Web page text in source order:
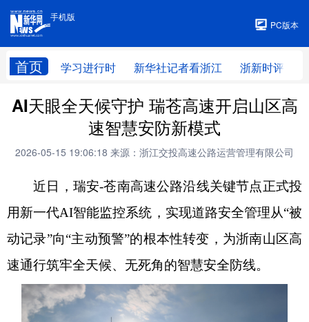
手机版
PC版本
首页 学习进行时 新华社记者看浙江 浙新时评
手机版
AI天眼全天候守护 瑞苍高速开启山区高
速智慧安防新模式
2026-05-15 19:06:18 来源：浙江交投高速公路运营管理有限公司
近日，瑞安-苍南高速公路沿线关键节点正式投
用新一代AI智能监控系统，实现道路安全管理从“被
动记录”向“主动预警”的根本性转变，为浙南山区高
速通行筑牢全天候、无死角的智慧安全防线。